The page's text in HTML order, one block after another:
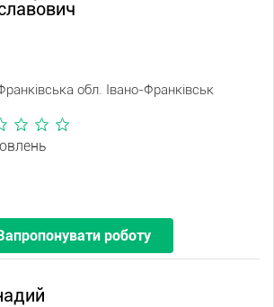
обл. Івано-Франківськ
роботу